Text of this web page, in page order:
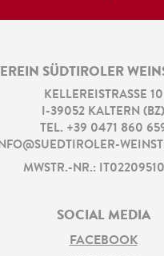
SÜDTIROLER
KELLEREISTRASSE 10
-39052 KALTERN ( BZ)
TEL. +39 0471 860
INFO@SUEDTIROLER-
MWSTR.-NR.:
SOCIAL MEDIA
FACEBOOK